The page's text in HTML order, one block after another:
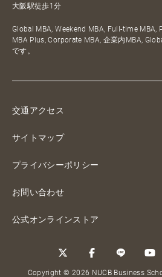
大阪駅徒歩1分
Global MBA, Weekend MBA, Full-time MBA,
MBA Plus, Corporate MBA, 企業内MBA,
です。
交通アクセス
サイトマップ
プライバシーポリシー
お問い合わせ
公式オンラインストア
Copyright © 2026 NUCB Business